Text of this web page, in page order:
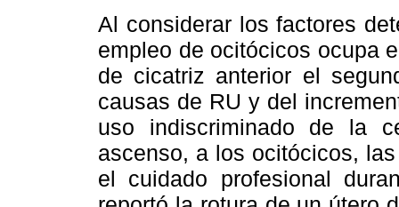
Al considerar los factores
empleo de ocitócicos ocupa
de cicatriz anterior el
causas de RU y del
uso indiscriminado de la
ascenso, a los ocitócicos,
el cuidado profesional